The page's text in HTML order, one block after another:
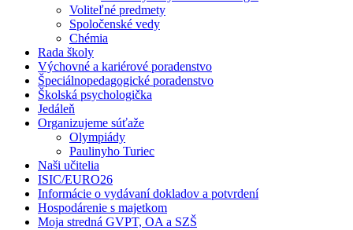
Voliteľné predmety
Spoločenské vedy
Chémia
Rada školy
Výchovné a kariérové poradenstvo
Špeciálnopedagogické poradenstvo
Školská psychologička
Jedáleň
Organizujeme súťaže
Olympiády
Paulinyho Turiec
Naši učitelia
ISIC/EURO26
Informácie o vydávaní dokladov a potvrdení
Hospodárenie s majetkom
Moja stredná GVPT, OA a SZŠ